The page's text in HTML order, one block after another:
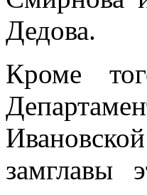
Дедова.
Кроме
замглавы